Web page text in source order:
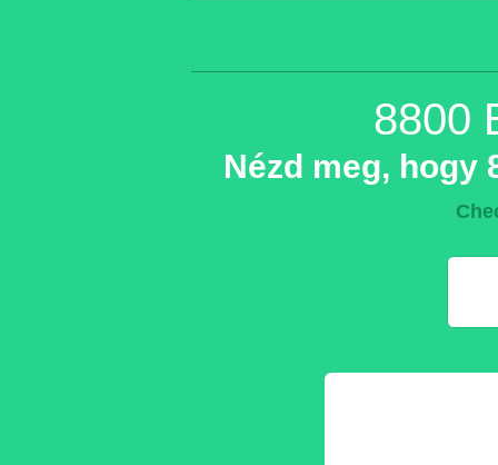
8800
Nézd meg, hogy